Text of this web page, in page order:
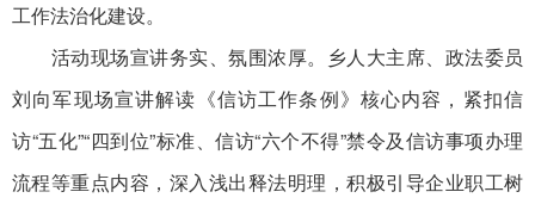
工作法治化建设。
活动现场宣讲务实、氛围浓厚。乡人大主席、政法委员
刘向军现场宣讲解读《信访工作条例》核心内容，紧扣信
访“五化”“四到位”标准、信访“六个不得”禁令及信访事项办理
流程等重点内容，深入浅出释法明理，积极引导企业职工树